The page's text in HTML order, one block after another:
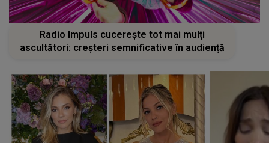
Radio Impuls cucerește tot mai mulți
ascultători: creșteri semnificative în audiență